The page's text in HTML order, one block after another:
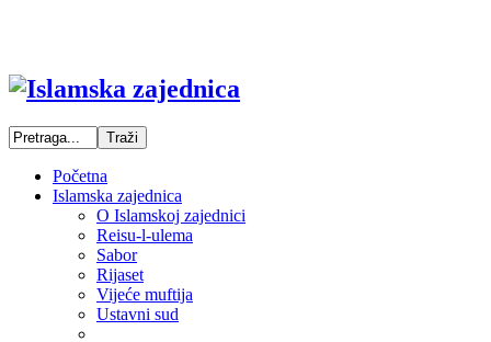
Početna
Islamska zajednica
O Islamskoj zajednici
Reisu-l-ulema
Sabor
Rijaset
Vijeće muftija
Ustavni sud